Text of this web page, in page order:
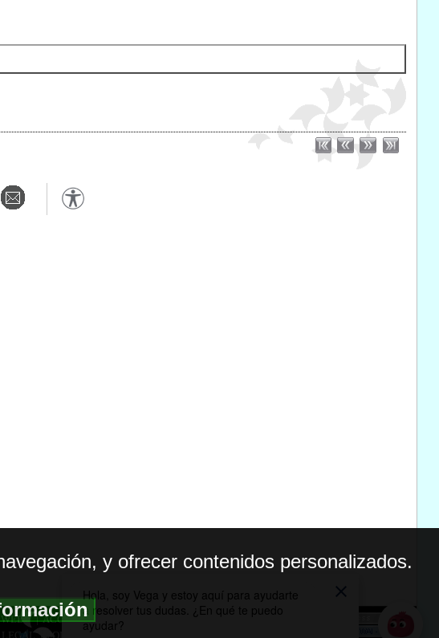
|ACCESIBILIDAD
LEGAL| POLITICA DE PRIVACIDAD
y ofrecer contenidos personalizados.